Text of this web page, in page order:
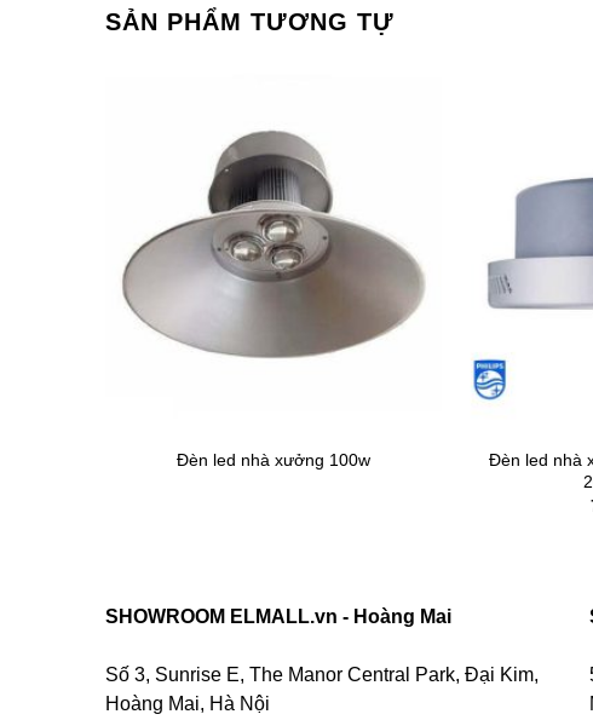
SẢN PHẨM TƯƠNG TỰ
Đèn led nhà xưởng 100w
Đèn led nhà
SHOWROOM ELMALL.vn - Hoàng Mai
Số 3, Sunrise E, The Manor Central Park, Đại Kim,
Hoàng Mai, Hà Nội